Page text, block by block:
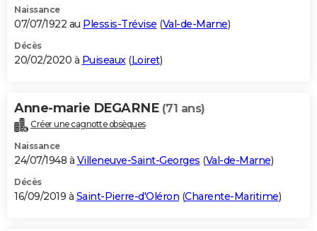
Naissance
07/07/1922 au Plessis-Trévise (Val-de-Marne)
Décès
20/02/2020 à Puiseaux(Loiret)
Anne-marie DEGARNE (71 ans)
Créer une cagnotte obsèques
Naissance
24/07/1948 à Villeneuve-Saint-Georges (Val-de-Marne)
Décès
16/09/2019 à Saint-Pierre-d'Oléron (Charente-Maritime)